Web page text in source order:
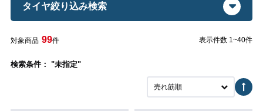
タイヤ絞り込み検索
対象商品 99件 表示件数 1~40件
検索条件： "未指定"
売れ筋順